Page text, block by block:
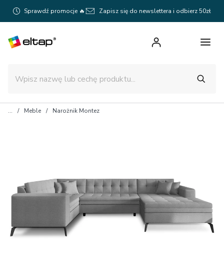
Sprawdź promocje 🔥 Zapisz się do newslettera i odbierz 50zł
Meble Narożnik Montez